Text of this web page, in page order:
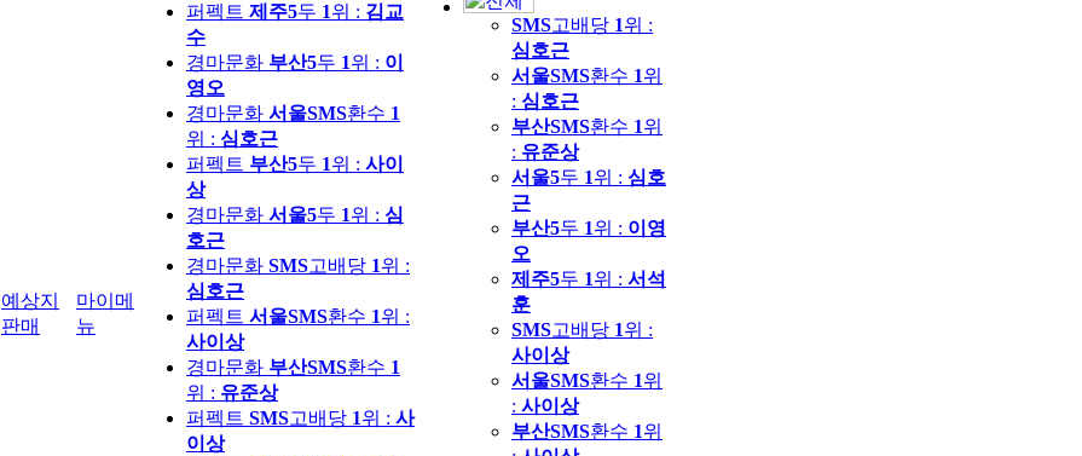
예상지
판매
마이메
뉴
퍼펙트 제주5두 1위 : 김교
수
경마문화 부산5두 1위 : 이
영오
경마문화 서울SMS환수 1
위 : 심호근
퍼펙트 부산5두 1위 : 사이
상
경마문화 서울5두 1위 : 심
호근
경마문화 SMS고배당 1위 :
심호근
퍼펙트 서울SMS환수 1위 :
사이상
경마문화 부산SMS환수 1
위 : 유준상
퍼펙트 SMS고배당 1위 : 사
이상
SMS고배당 1위 :
심호근
서울SMS환수 1위
: 심호근
부산SMS환수 1위
: 유준상
서울5두 1위 : 심호
근
부산5두 1위 : 이영
오
제주5두 1위 : 서석
훈
SMS고배당 1위 :
사이상
서울SMS환수 1위
: 사이상
부산SMS환수 1위